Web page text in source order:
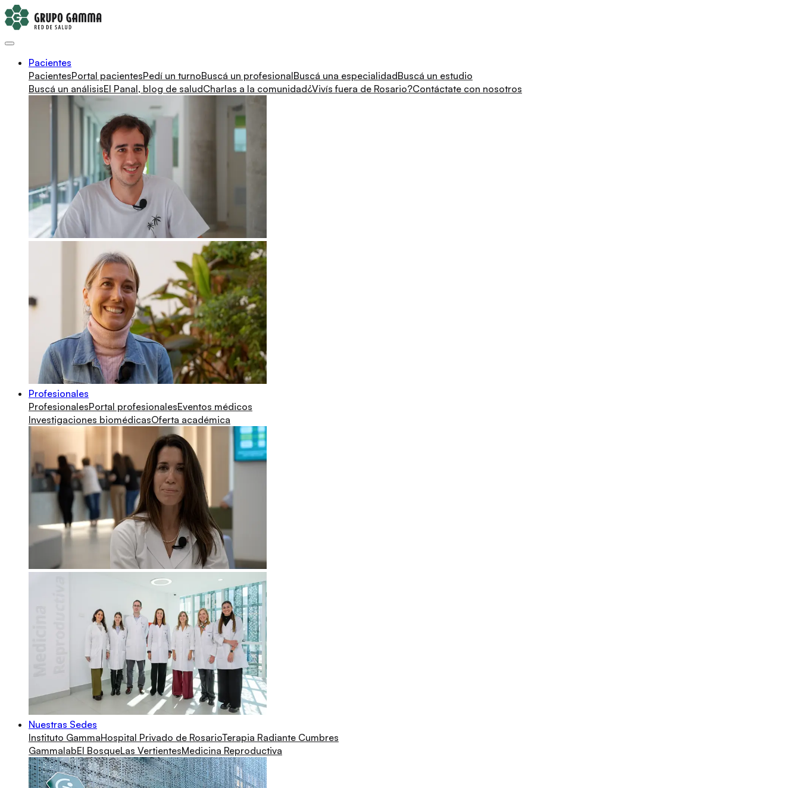
Pacientes
PacientesPortal pacientesPedí un turnoBuscá un profesionalBuscá una especialidadBuscá un estudio
Buscá un análisisEl Panal, blog de saludCharlas a la comunidad¿Vivís fuera de Rosario?Contáctate con nosotros
Profesionales
ProfesionalesPortal profesionalesEventos médicos
Investigaciones biomédicasOferta académica
Nuestras Sedes
Instituto GammaHospital Privado de RosarioTerapia Radiante Cumbres
GammalabEl BosqueLas VertientesMedicina Reproductiva